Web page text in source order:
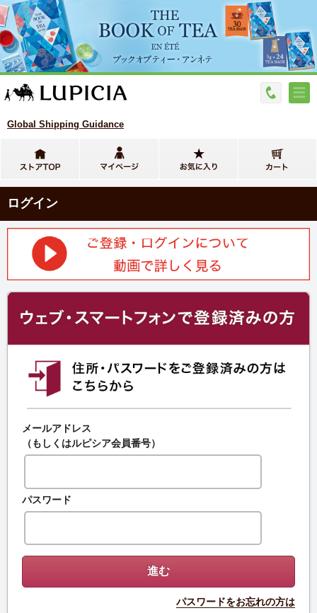
Global Shipping Guidance
ログイン
メールアドレス
（もしくはルピシア会員番号）
パスワード
パスワードをお忘れの方は